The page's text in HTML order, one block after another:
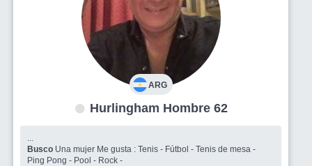
ARG
Hurlingham Hombre 62
Busco Una mujer Me gusta : Tenis - Fútbol - Tenis de mesa -
Ping Pong - Pool - Rock -